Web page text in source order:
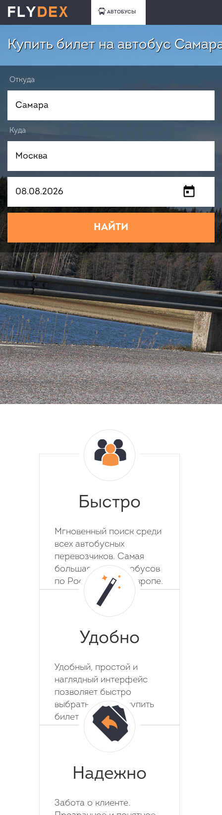
АВТОБУСЫ
Купить билет на автобус
Откуда
Куда
НАЙТИ
Быстро
Мгновенный поиск среди
всех автобусных
перевозчиков. Самая
большая база автобусов
по России, СНГ и Европе.
Удобно
Удобный, простой и
наглядный интерфейс
позволяет быстро
выбрать место и купить
билет на автобус.
Надежно
Забота о клиенте.